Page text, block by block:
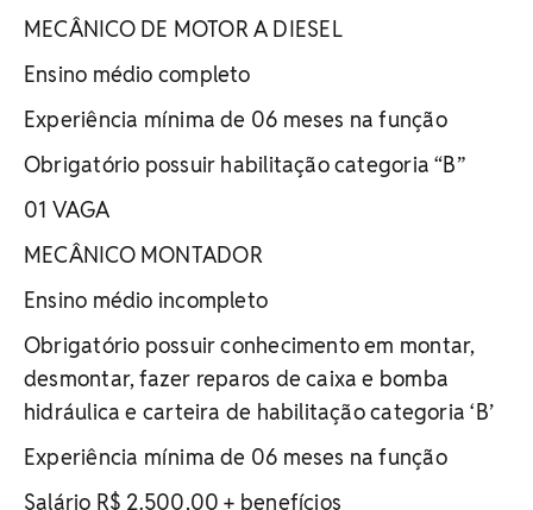
MECÂNICO DE MOTOR A DIESEL
Ensino médio completo
Experiência mínima de 06 meses na função
Obrigatório possuir habilitação categoria “B”
01 VAGA
MECÂNICO MONTADOR
Ensino médio incompleto
Obrigatório possuir conhecimento em montar,
desmontar, fazer reparos de caixa e bomba
hidráulica e carteira de habilitação categoria ‘B’
Experiência mínima de 06 meses na função
Salário R$ 2.500,00 + benefícios